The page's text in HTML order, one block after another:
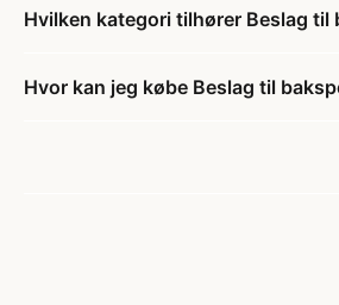
Hvilken kategori tilhører Beslag til
Hvor kan jeg købe Beslag til